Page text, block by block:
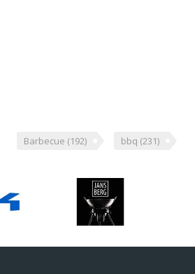
Barbecue (192) bbq (231)